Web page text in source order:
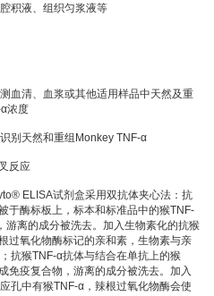
订购指南
实验流程
注意事项
结果数据分析
积液、组织匀浆液等
血清、血浆或其他适用样品中天然及重
浓度
别天然和重组Monkey TNF-α
反应
ELISA试剂盒采用双抗体夹心法：抗
于酶标板上，标本和标准品中的猴TNF-
游离的成分被洗去。加入生物素化的抗猴
过氧化物酶标记的亲和素，生物素与亲
抗猴TNF-α抗体与结合在单抗上的猴
免疫复合物，游离的成分被洗去。加入
孔中有猴TNF-α，辣根过氧化物酶会使